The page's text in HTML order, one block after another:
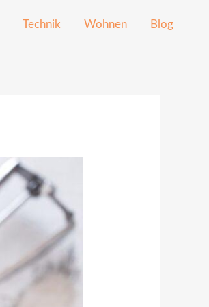
Technik Wohnen Blog